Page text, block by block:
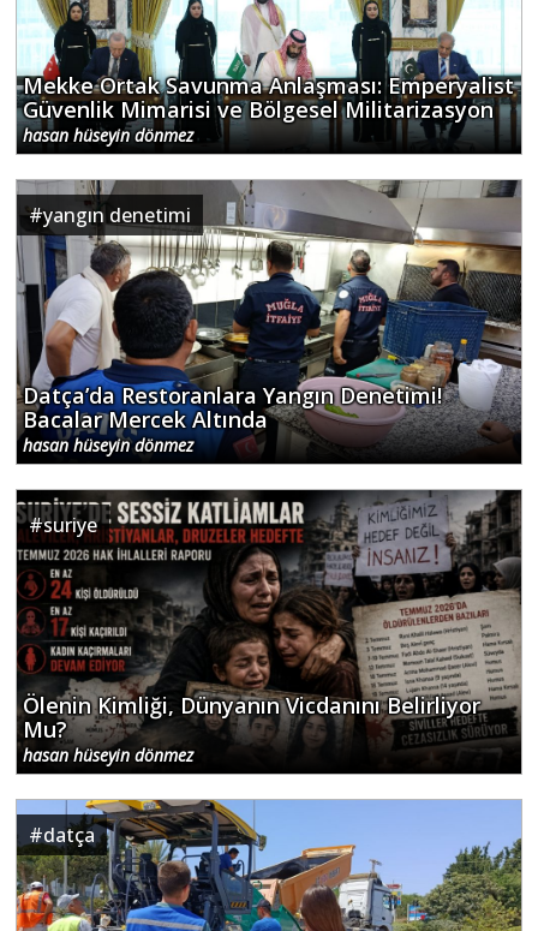
Mekke Ortak Savunma Anlaşması: Emperyalist
Güvenlik Mimarisi ve Bölgesel Militarizasyon
hasan hüseyin dönmez
#yangın denetimi
Datça’da Restoranlara Yangın Denetimi!
Bacalar Mercek Altında
hasan hüseyin dönmez
#suriye
Ölenin Kimliği, Dünyanın Vicdanını Belirliyor
Mu?
hasan hüseyin dönmez
#datça